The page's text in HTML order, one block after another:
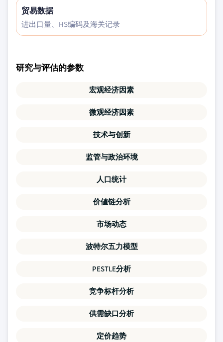
贸易数据
进出口量、HS编码及海关记录
研究与评估的参数
宏观经济因素
微观经济因素
技术与创新
监管与政治环境
人口统计
价値链分析
市场动态
波特尔五力模型
PESTLE分析
竞争标杆分析
供需缺口分析
定价趋势